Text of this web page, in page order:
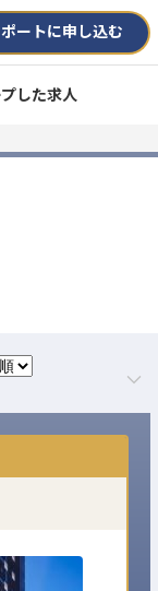
ートに申し込む
した求人